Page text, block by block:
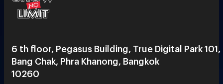
6 th floor, Pegasus Building, True Digital Park 101,
Bang Chak, Phra Khanong, Bangkok
10260